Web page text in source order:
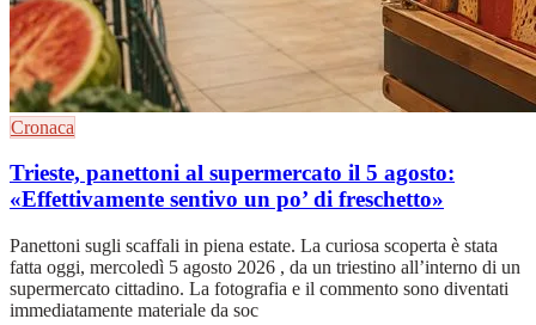
Cronaca
Trieste, panettoni al supermercato il 5 agosto:
«Effettivamente sentivo un po’ di freschetto»
Panettoni sugli scaffali in piena estate. La curiosa scoperta è stata
fatta oggi, mercoledì 5 agosto 2026 , da un triestino all’interno di un
supermercato cittadino. La fotografia e il commento sono diventati
immediatamente materiale da soc